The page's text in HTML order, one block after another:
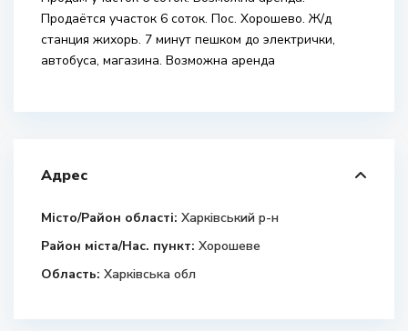
Продаётся участок 6 соток. Пос. Хорошево. Ж/д
станция жихорь. 7 минут пешком до электрички,
автобуса, магазина. Возможна аренда
Адрес
Місто/Район області: Харківський р-н
Район міста/Нас. пункт: Хорошеве
Область: Харківська обл